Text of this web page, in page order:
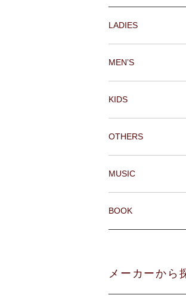
LADIES
MEN’S
KIDS
OTHERS
MUSIC
BOOK
メーカーから